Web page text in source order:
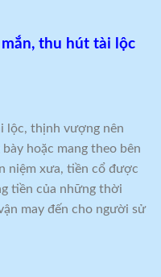
thu hút tài lộc
lộc, thịnh vượng nên
hoặc mang theo bên
niệm xưa, tiền cổ được
tiền của những thời
may đến cho người sử